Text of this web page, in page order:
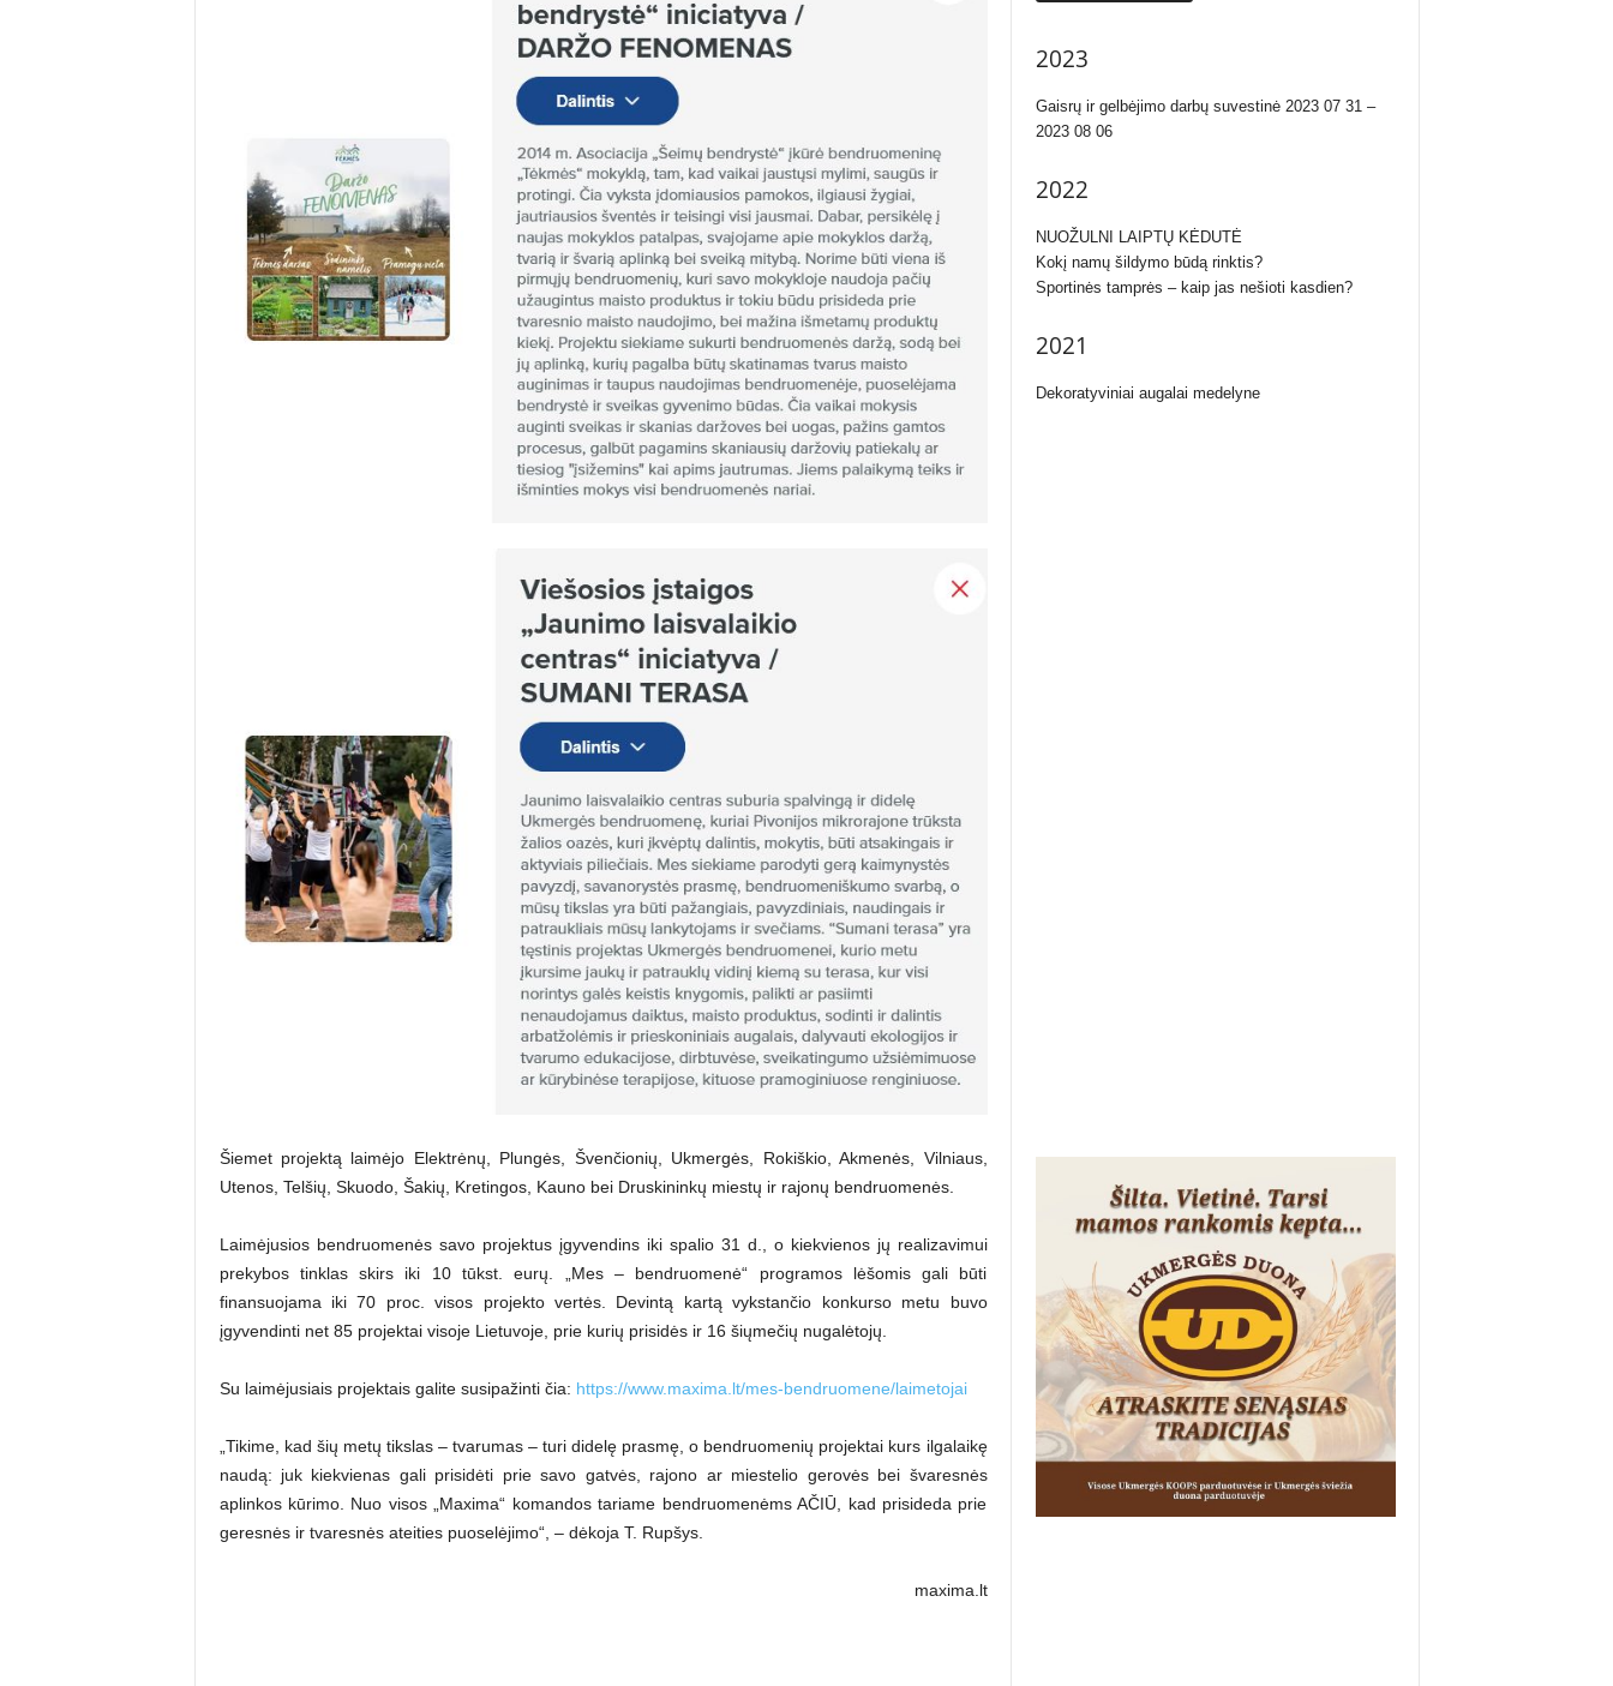
Šiemet projektą laimėjo Elektrėnų, Plungės, Švenčionių, Ukmergės, Rokiškio, Akmenės, Vilniaus,
Utenos, Telšių, Skuodo, Šakių, Kretingos, Kauno bei Druskininkų miestų ir rajonų bendruomenės.
Laimėjusios bendruomenės savo projektus įgyvendins iki spalio 31 d., o kiekvienos jų realizavimui
prekybos tinklas skirs iki 10 tūkst. eurų. „Mes – bendruomenė“ programos lėšomis gali būti
finansuojama iki 70 proc. visos projekto vertės. Devintą kartą vykstančio konkurso metu buvo
įgyvendinti net 85 projektai visoje Lietuvoje, prie kurių prisidės ir 16 šiųmečių nugalėtojų.
Su laimėjusiais projektais galite susipažinti čia: https://www.maxima.lt/mes-bendruomene/laimetojai
„Tikime, kad šių metų tikslas – tvarumas – turi didelę prasmę, o bendruomenių projektai kurs ilgalaikę
naudą: juk kiekvienas gali prisidėti prie savo gatvės, rajono ar miestelio gerovės bei švaresnės
aplinkos kūrimo. Nuo visos „Maxima“ komandos tariame bendruomenėms AČIŪ, kad prisideda prie
geresnės ir tvaresnės ateities puoselėjimo“, – dėkoja T. Rupšys.
maxima.lt
2023
Gaisrų ir gelbėjimo darbų suvestinė 2023 07 31 –
2023 08 06
2022
NUOŽULNI LAIPTŲ KĖDUTĖ
Kokį namų šildymo būdą rinktis?
Sportinės tamprės – kaip jas nešioti kasdien?
2021
Dekoratyviniai augalai medelyne